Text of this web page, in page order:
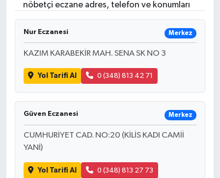
nöbetçi eczane adres, telefon ve konumları
Nur Eczanesi Merkez
KAZIM KARABEKİR MAH. SENA SK NO 3
Yol Tarifi Al 0 (348) 813 42 71
Güven Eczanesi Merkez
CUMHURİYET CAD. NO:20 (KİLİS KADI CAMİİ
YANİ)
Yol Tarifi Al 0 (348) 813 27 73